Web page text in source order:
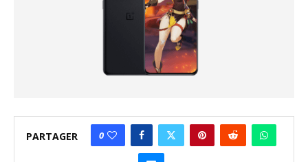
PARTAGER 0